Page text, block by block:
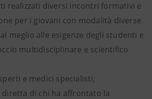
realizzati diversi incontri formativi e
per i giovani con modalità diverse
meglio alle esigenze degli studenti e
multidisciplinare e scientifico
e medici specialisti;
diretta di chi ha affrontato la